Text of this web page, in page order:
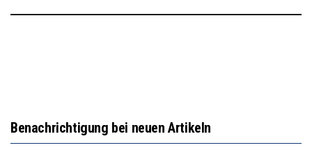
Benachrichtigung bei neuen Artikeln